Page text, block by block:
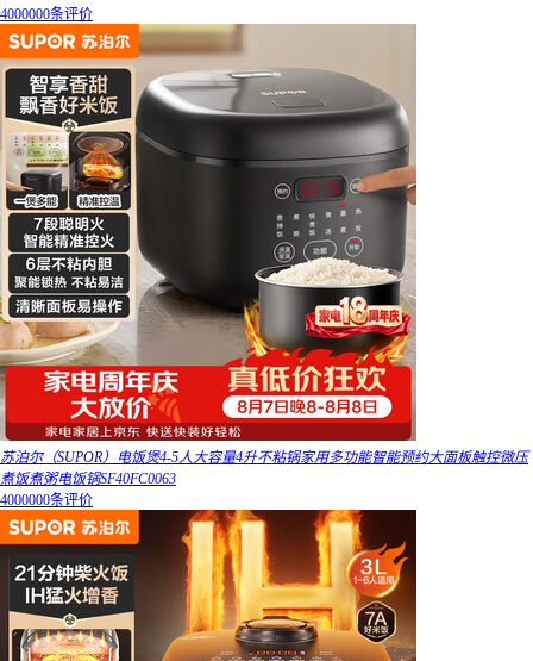
4000000条评价
苏泊尔（SUPOR）电饭煲4-5人大容量4升不粘锅家用多功能智能预约大面板触控微压
煮饭煮粥电饭锅SF40FC0063
4000000条评价